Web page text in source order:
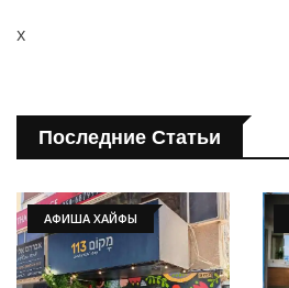
x
Последние Статьи
АФИША ХАЙФЫ